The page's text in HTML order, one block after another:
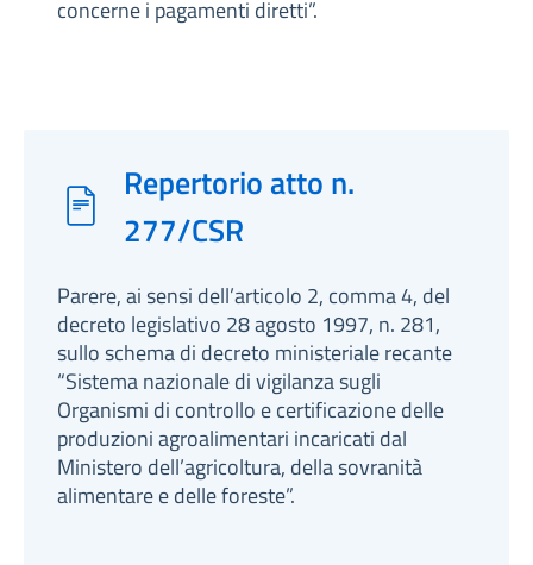
concerne i pagamenti diretti”.
Repertorio atto n.
277/CSR
Parere, ai sensi dell’articolo 2, comma 4, del
decreto legislativo 28 agosto 1997, n. 281,
sullo schema di decreto ministeriale recante
“Sistema nazionale di vigilanza sugli
Organismi di controllo e certificazione delle
produzioni agroalimentari incaricati dal
Ministero dell’agricoltura, della sovranità
alimentare e delle foreste”.